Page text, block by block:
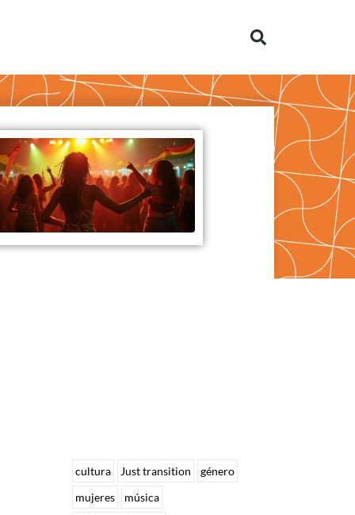
cultura Just transition
género
mujeres
música